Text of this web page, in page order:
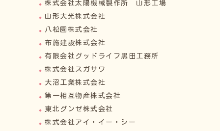
株式会社太陽機械製作所 山形工場
山形大光株式会社
八松園株式会社
布施建設株式会社
有限会社グッドライフ黒田工務所
株式会社スガサワ
大沼工業株式会社
第一相互物産株式会社
東北グンゼ株式会社
株式会社アイ・イー・シー